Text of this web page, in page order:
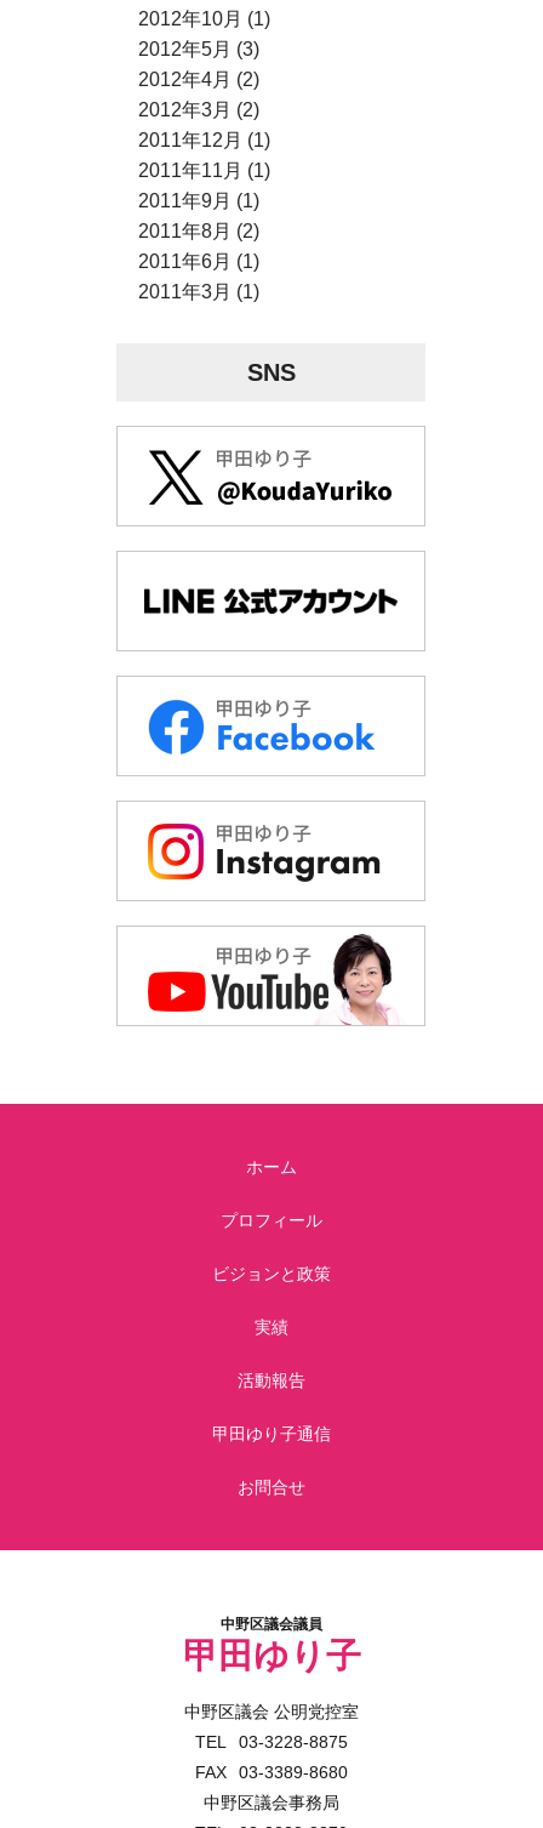
2012年10月 (1)
2012年5月 (3)
2012年4月 (2)
2012年3月 (2)
2011年12月 (1)
2011年11月 (1)
2011年9月 (1)
2011年8月 (2)
2011年6月 (1)
2011年3月 (1)
SNS
ホーム
プロフィール
ビジョンと政策
実績
活動報告
甲田ゆり子通信
お問合せ
中野区議会議員
甲田ゆり子
中野区議会 公明党控室
03-3228-8875
03-3389-8680
中野区議会事務局